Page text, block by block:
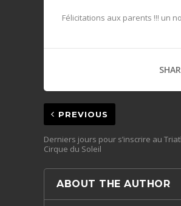
Félicitations aux parents !!! un
PREVIOUS
Derniers jours pour s’inscrire au
ABOUT THE AUTHOR